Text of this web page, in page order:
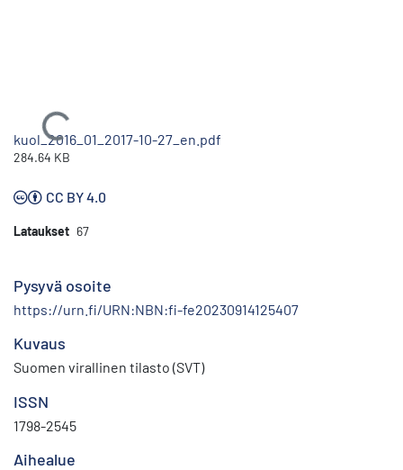
Ladataan...
kuol_2016_01_2017-10-27_en.pdf
284.64 KB
CC BY 4.0
Lataukset 67
Pysyvä osoite
https://urn.fi/URN:NBN:fi-fe20230914125407
Kuvaus
Suomen virallinen tilasto (SVT)
ISSN
1798-2545
Aihealue